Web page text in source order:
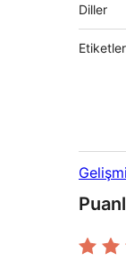
Diller
Etiketler